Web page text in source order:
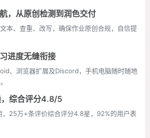
，从原创检测到润色交付
本、查重、改写，确保作业原创合规，自信提
进度无缝衔接
、浏览器扩展及Discord，手机电脑随时随地
综合评分4.8/5
，25万+条评价综合评分4.8星，92%的用户表